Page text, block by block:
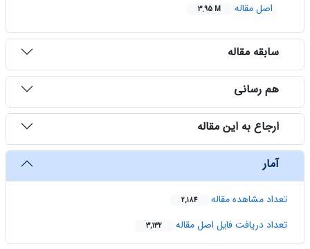
اصل مقاله
3.95 M
سابقه مقاله
هم رسانی
ارجاع به این مقاله
آمار
تعداد مشاهده مقاله 2,184
تعداد دریافت فایل اصل مقاله 3,132